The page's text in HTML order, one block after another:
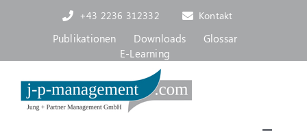
+43 2236 312332 Kontakt
Publikationen Downloads
Glossar
E-Learning